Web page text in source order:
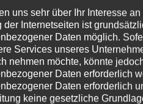
[dot] de
uns sehr über Ihr Interesse
der Internetseiten ist
Daten möglich.
Services unseres
nehmen möchte, könnte
Daten erforderlich
Daten erforderlich
keine gesetzliche